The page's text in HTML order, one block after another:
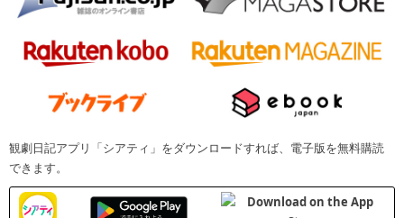
観劇日記アプリ「シアティ」をダウンロードすれば、電子版を無料購読
できます。